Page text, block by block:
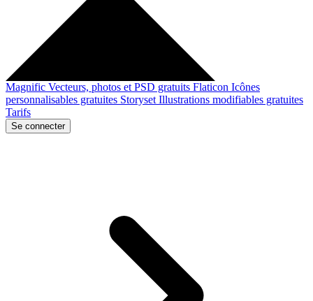
Magnific Vecteurs, photos et PSD gratuits Flaticon Icônes
personnalisables gratuites Storyset Illustrations modifiables gratuites
Tarifs
Se connecter